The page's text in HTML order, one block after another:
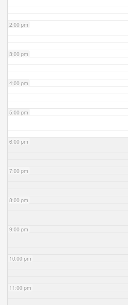
2:00 pm
3:00 pm
4:00 pm
5:00 pm
6:00 pm
7:00 pm
8:00 pm
9:00 pm
10:00 pm
11:00 pm